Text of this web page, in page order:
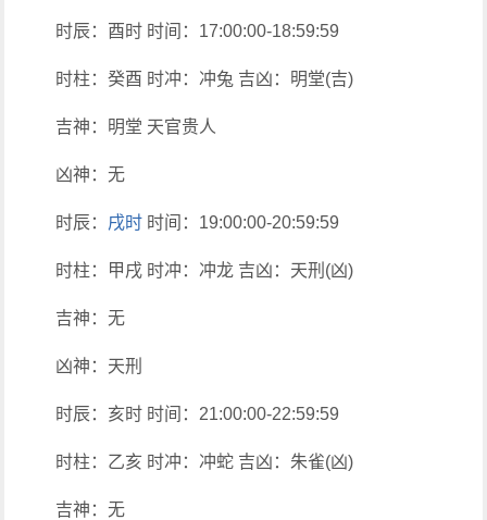
时辰：酉时 时间：17:00:00-18:59:59
时柱：癸酉 时冲：冲兔 吉凶：明堂(吉)
吉神：明堂 天官贵人
凶神：无
时辰： 戌时 时间：19:00:00-20:59:59
时柱：甲戌 时冲：冲龙 吉凶：天刑(凶)
吉神：无
凶神：天刑
时辰：亥时 时间：21:00:00-22:59:59
时柱：乙亥 时冲：冲蛇 吉凶：朱雀(凶)
吉神：无